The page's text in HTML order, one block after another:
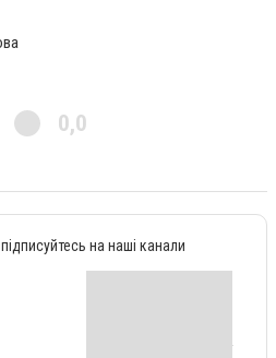
0,0
на наші канали